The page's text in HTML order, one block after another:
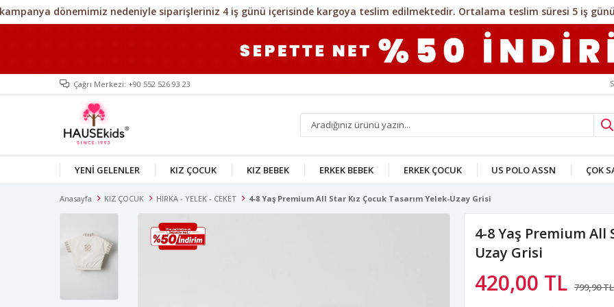
Çağrı Merkezi: +90 552 526 93 23
YENİ GELENLER KIZ ÇOCUK KIZ BEBEK ERKEK BEBEK ERKEK ÇOCUK US POLO ASSN ÇOK
Anasayfa KIZ ÇOCUK HIRKA - YELEK - CEKET 4-8 Yaş Premium All Star Kız Çocuk Tasarım Yelek-Uzay Grisi
4-8 Yaş Premium All
Uzay Grisi
420,00 TL 799,90 TL